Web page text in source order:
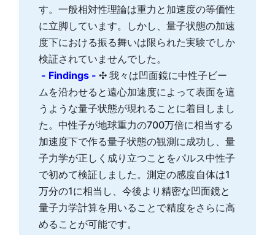
す。一般相対性理論は重力と加速度の等価性
に立脚しています。しかし、量子状態の加速
度下における振る舞いは限られた実験でしか
検証されていませんでした。
- Findings - ✣ 我々は凹面鏡に中性子ビー
ムを沿わせると遠心加速度によって表面を這
うような量子状態が現れることに着目しまし
た。中性子が地球重力の700万倍に相当する
加速度下で作る量子状態の観測に成功し、量
子力学が正しく成り立つことをパルス中性子
で初めて検証しました。測定の感度自体は1
万分の1に相当し、今後より精密な凹面鏡と
量子力学計算を用いることで精度をさらに高
めることが可能です。